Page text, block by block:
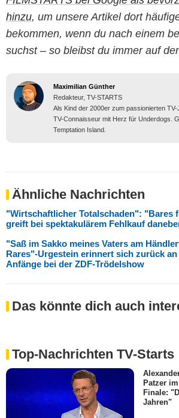
hinzu, um unsere Artikel dort
bekommen, wenn du nach einem
suchst – so bleibst du immer auf
Maximilian Günther
Redakteur, TV-STARTS
Als Kind der 2000er zum passionierten
TV-Connaisseur mit Herz für Underdogs.
Temptation Island.
Ähnliche Nachrichten
"Wirtschaftlicher Totalschaden": "Bares
greift bei spektakulärem Fehlkauf
"Saß im Sakko meines Vaters am
Rares"-Urgestein erinnert sich zurück
Anfänge bei der ZDF-Trödelshow
Das könnte dich auch
Top-Nachrichten TV-Starts
Patzer
Finale:
Jahren"